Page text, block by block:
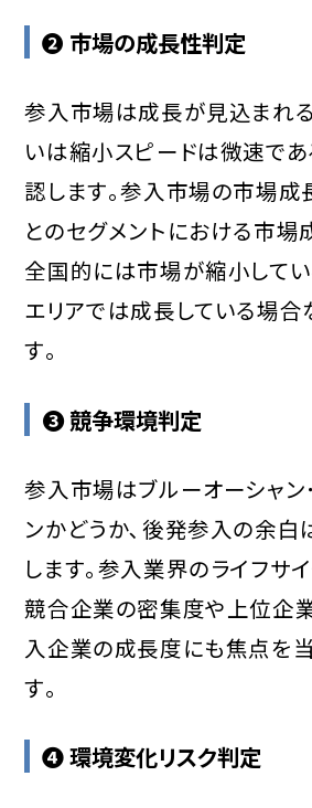
❷ 市場の成長性判定
参入市場は成長が見込まれ
いは縮小スピードは微速で
認します｡参入市場の市場成
とのセグメントにおける市場
全国的には市場が縮小して
エリアでは成長している場合
す｡
❸ 競争環境判定
参入市場はブルーオーシャン
ンかどうか､後発参入の余白
します｡参入業界のライフサ
競合企業の密集度や上位企
入企業の成長度にも焦点を
す｡
❹ 環境変化リスク判定